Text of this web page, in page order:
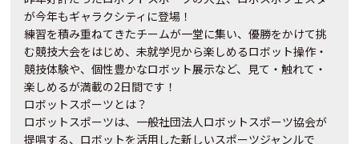
が今年もギャラクシティに登場！
練習を積み重ねてきたチームが一堂に集い、優勝をかけて挑
む競技大会をはじめ、未就学児から楽しめるロボット操作・
競技体験や、個性豊かなロボット展示など、見て・触れて・
楽しめるが満載の2日間です！
ロボットスポーツとは？
ロボットスポーツは、一般社団法人ロボットスポーツ協会が
提唱する、ロボットを活用した新しいスポーツジャンルで